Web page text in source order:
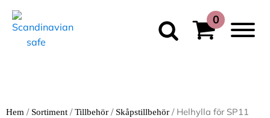
Hem / Sortiment /Tillbehör / Skåpstillbehör / Helhylla för SP11